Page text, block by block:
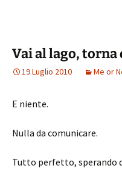
Vai al lago, torna
19 Luglio 2010 Me or
E niente.
Nulla da comunicare.
Tutto perfetto, sperando